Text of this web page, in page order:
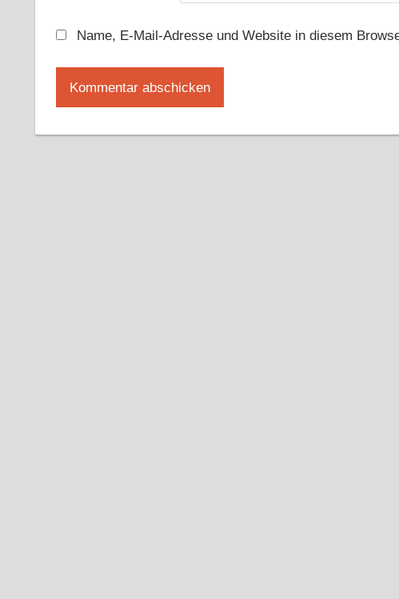
Name, E-Mail-Adresse und Website in diesem